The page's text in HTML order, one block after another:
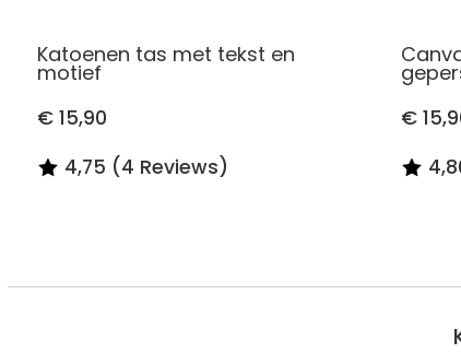
Katoenen tas met tekst en
motief
€ 15,90
4,75 (4 Reviews)
€